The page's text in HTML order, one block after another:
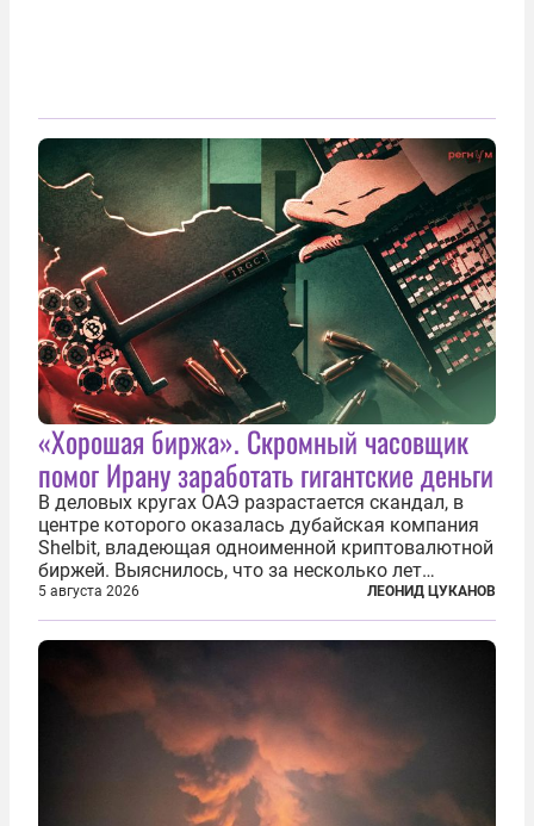
«Хорошая биржа». Скромный часовщик
помог Ирану заработать гигантские деньги
В деловых кругах ОАЭ разрастается скандал, в
центре которого оказалась дубайская компания
Shelbit, владеющая одноименной криптовалютной
биржей. Выяснилось, что за несколько лет
существования через Shelbit прошло не менее 4
млрд долларов в криптовалюте, принадлежащих
иранским чиновникам и силовикам...
5 августа 2026 ЛЕОНИД ЦУКАНОВ